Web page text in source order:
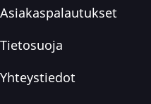
Asiakaspalautukset
Tietosuoja
Yhteystiedot